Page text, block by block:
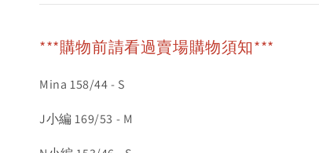
***購物前請看過賣場購物須知***
Mina 158/44 - S
J小編 169/53 - M